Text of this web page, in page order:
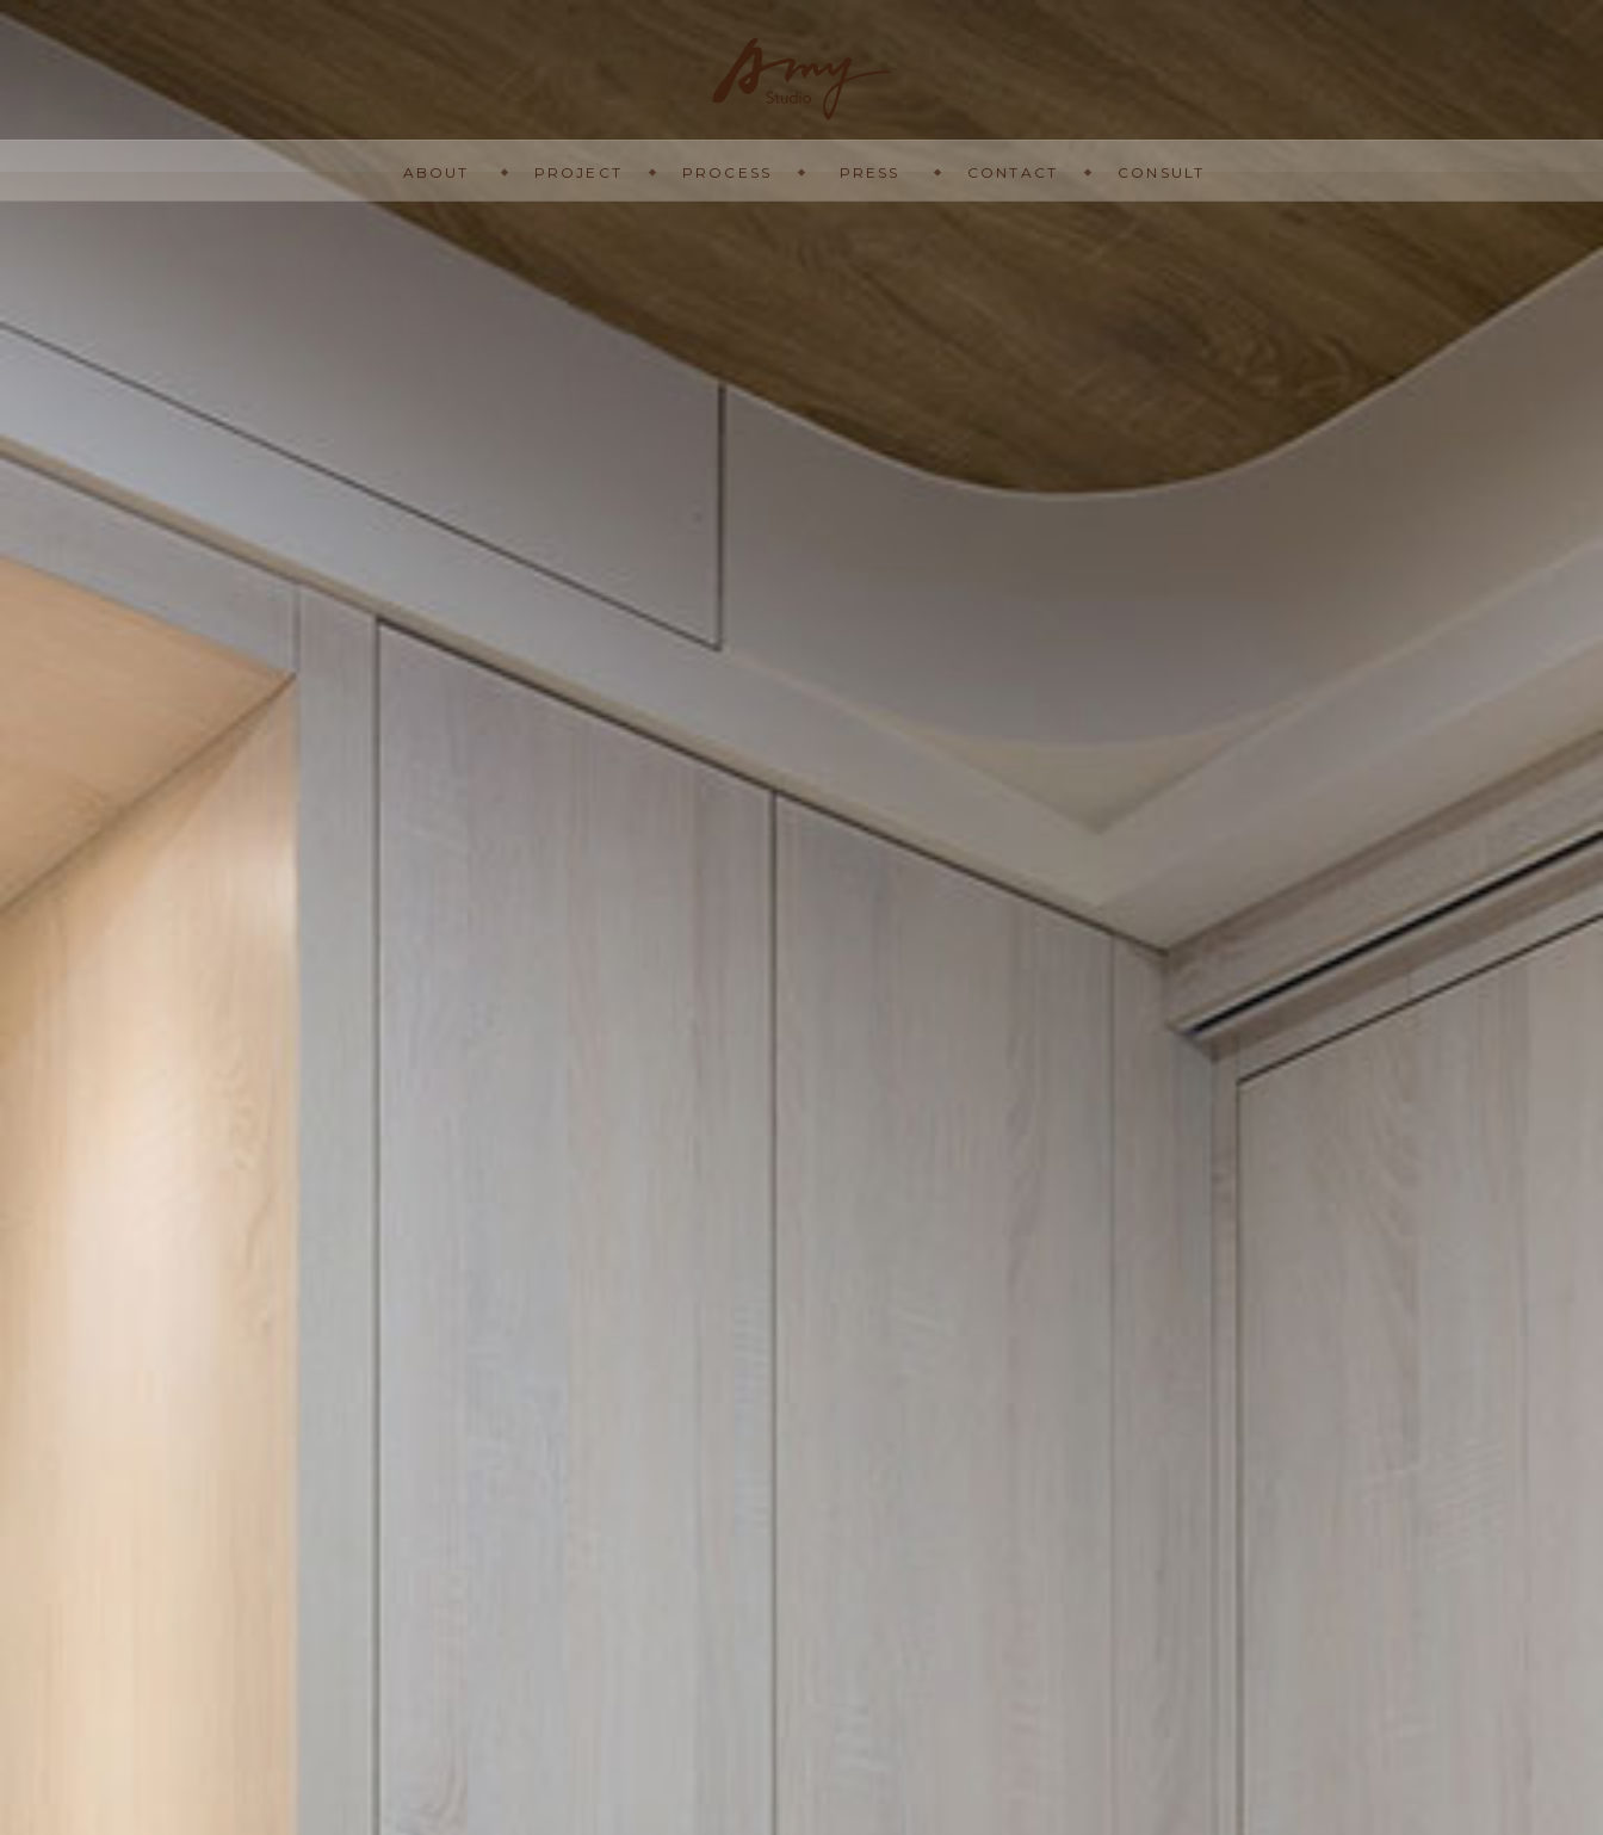
ABOUT
關於我們
PROJECT
專案設計
PROCESS
服務流程
PRESS
最新消息
CONTACT
連絡我們
CONSULT
線上諮詢